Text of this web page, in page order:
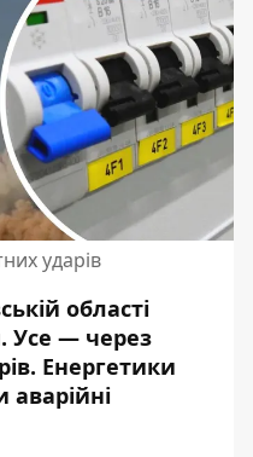
ударів
області
Усе — через
. Енергетики
аварійні